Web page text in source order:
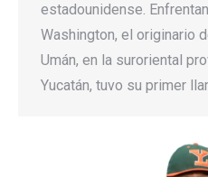
estadounidense.
Washington, el originario
Umán, en la suroriental
Yucatán, tuvo su primer